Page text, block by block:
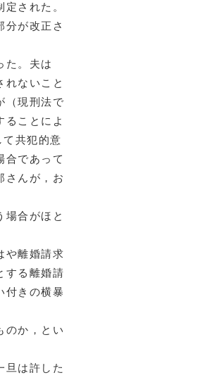
された。
分が改正さ
た。夫は
れないこと
（現刑法で
ることによ
て共犯的意
合であって
さんが，お
合がほと
や離婚請求
する離婚請
付きの横暴
のか，とい
旦は許した